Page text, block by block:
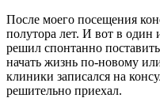
После моего посещения
полутора лет. И вот в один
решил спонтанно
начать жизнь по-новому
клиники записался на
решительно приехал.